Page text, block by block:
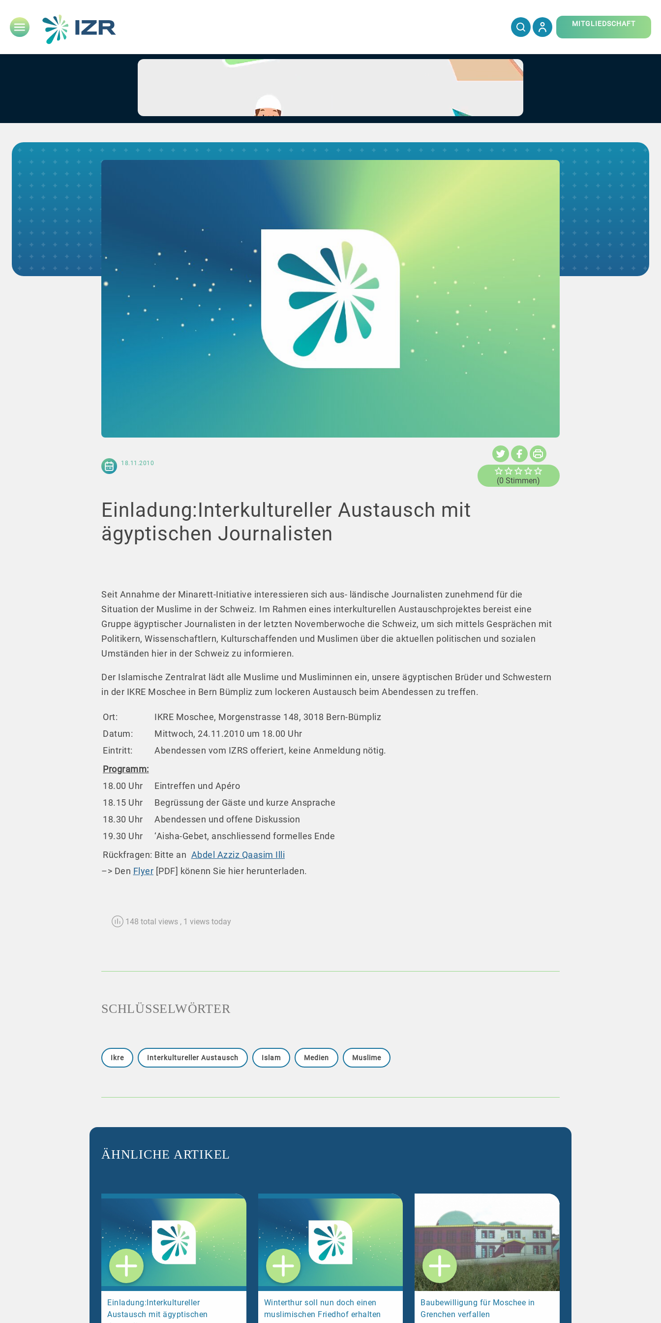
MITGLIEDSCHAFT
18.11.2010
(0 Stimmen)
Einladung:Interkultureller Austausch mit
ägyptischen Journalisten
Seit Annahme der Minarett-Initiative interessieren sich aus- ländische Journalisten zunehmend für die
Situation der Muslime in der Schweiz. Im Rahmen eines interkulturellen Austauschprojektes bereist eine
Gruppe ägyptischer Journalisten in der letzten Novemberwoche die Schweiz, um sich mittels Gesprächen mit
Politikern, Wissenschaftlern, Kulturschaffenden und Muslimen über die aktuellen politischen und sozialen
Umständen hier in der Schweiz zu informieren.
Der Islamische Zentralrat lädt alle Muslime und Musliminnen ein, unsere ägyptischen Brüder und Schwestern
in der IKRE Moschee in Bern Bümpliz zum lockeren Austausch beim Abendessen zu treffen.
Ort:
IKRE Moschee, Morgenstrasse 148, 3018 Bern-Bümpliz
Datum:
Mittwoch, 24.11.2010 um 18.00 Uhr
Eintritt:
Abendessen vom IZRS offeriert, keine Anmeldung nötig.
Programm:
18.00 Uhr
Eintreffen und Apéro
18.15 Uhr
Begrüssung der Gäste und kurze Ansprache
18.30 Uhr
Abendessen und offene Diskussion
19.30 Uhr
‘Aisha-Gebet, anschliessend formelles Ende
Rückfragen: Bitte an Abdel Azziz Qaasim Illi
–> Den Flyer [PDF] könenn Sie hier herunterladen.
148 total views , 1 views today
SCHLÜSSELWÖRTER
Ikre Interkultureller Austausch Islam Medien Muslime
ÄHNLICHE ARTIKEL
Einladung:Interkultureller
Austausch mit ägyptischen
Winterthur soll nun doch einen
muslimischen Friedhof erhalten
Baubewilligung für Moschee in
Grenchen verfallen